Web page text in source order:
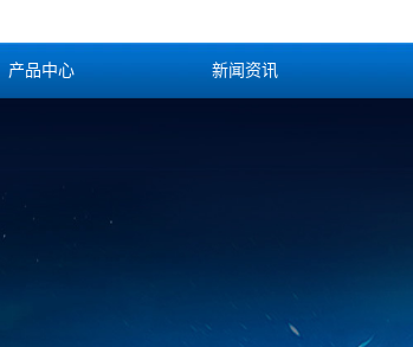
产品中心 新闻资讯